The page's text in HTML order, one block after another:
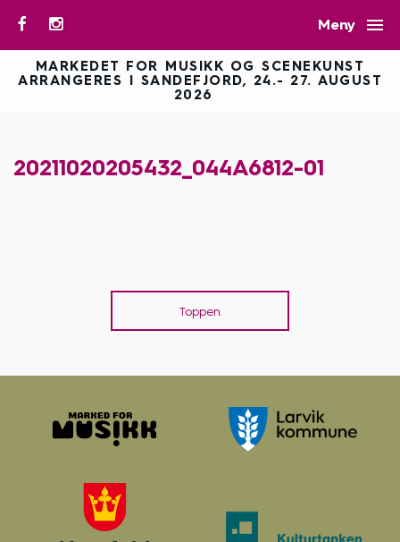
Meny 
MARKEDET FOR MUSIKK OG SCENEKUNST
ARRANGERES I SANDEFJORD, 24.- 27. AUGUST
2026
20211020205432_044A6812-01
Toppen